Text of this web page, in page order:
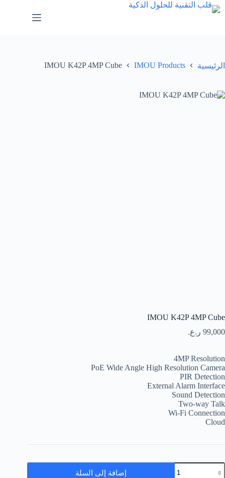
الرئيسية IMOU Products
IMOU K42P 4MP Cube
IMOU K42P 4MP Cube
99,000 ر.ع.
4MP Resolution
PoE Wide Angle High Resolution Camera
PIR Detection
External Alarm Interface
Sound Detection
Two-way Talk
Wi-Fi Connection
Cloud
إضافة إلى السلة